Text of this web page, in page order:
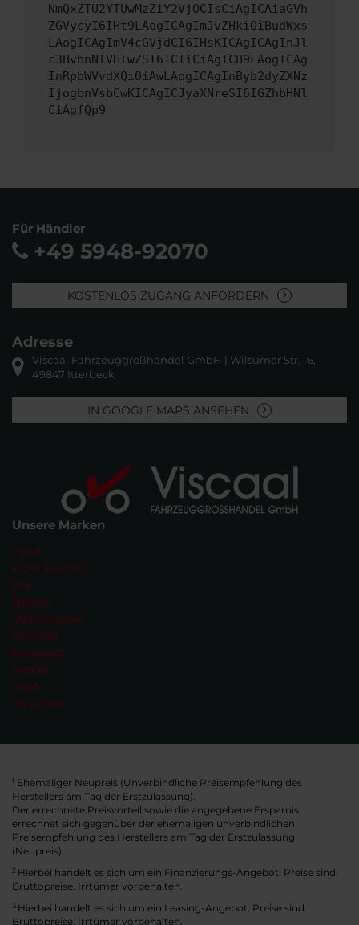
NmQxZTU2YTUwMzZiY2VjOCIsCiAgICAiaGVh
ZGVycyI6IHt9LAogICAgImJvZHkiOiBudWxs
LAogICAgImV4cGVjdCI6IHsKICAgICAgInJl
c3BvbnNlVHlwZSI6ICIiCiAgICB9LAogICAg
InRpbWVvdXQiOiAwLAogICAgInByb2dyZXNz
IjogbnVsbCwKICAgICJyaXNreSI6IGZhbHNl
CiAgfQp9
Für Händler
+49 5948-92070
KOSTENLOS ZUGANG ANFORDERN
Adresse
Viscaal Fahrzeuggroßhandel GmbH | Wilsumer Str. 16,
49847 Itterbeck
IN GOOGLE MAPS ANSEHEN
Unsere Marken
Ford
Ford Transit
Kia
Nissan
Volkswagen
Renault
Peugeot
Skoda
Seat
Hyundai
1 Ehemaliger Neupreis (Unverbindliche Preisempfehlung des
Herstellers am Tag der Erstzulassung).
Der errechnete Preisvorteil sowie die angegebene Ersparnis
errechnet sich gegenüber der ehemaligen unverbindlichen
Preisempfehlung des Herstellers am Tag der Erstzulassung
(Neupreis).
2 Hierbei handelt es sich um ein Finanzierungs-Angebot. Preise sind
Bruttopreise. Irrtümer vorbehalten.
3 Hierbei handelt es sich um ein Leasing-Angebot. Preise sind
Bruttopreise. Irrtümer vorbehalten.